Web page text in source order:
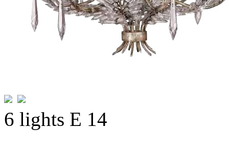
6 lights E 14